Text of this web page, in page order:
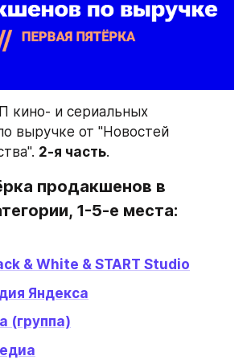
кино- и сериальных
выручке от "Новостей
2-я часть.
продакшенов в
1-5-е места:
& White & START Studio
Яндекса
(группа)